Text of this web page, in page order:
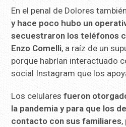
En el penal de Dolores también
y hace poco hubo un
secuestraron los teléfonos
Enzo Comelli, a raíz de un
porque habrían interactuado
social Instagram que los
Los celularesfueron
la pandemia y para que los
contacto con sus familiares,